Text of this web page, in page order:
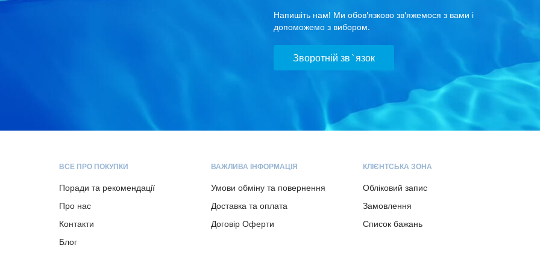
Напишіть нам! Ми обов'язково зв'яжемося з вами і
допоможемо з вибором.
Зворотній зв`язок
ВСЕ ПРО ПОКУПКИ
Поради та рекомендації
Про нас
Контакти
Блог
ВАЖЛИВА ІНФОРМАЦІЯ
Умови обміну та повернення
Доставка та оплата
Договір Оферти
КЛІЄНТСЬКА ЗОНА
Обліковий запис
Замовлення
Список бажань